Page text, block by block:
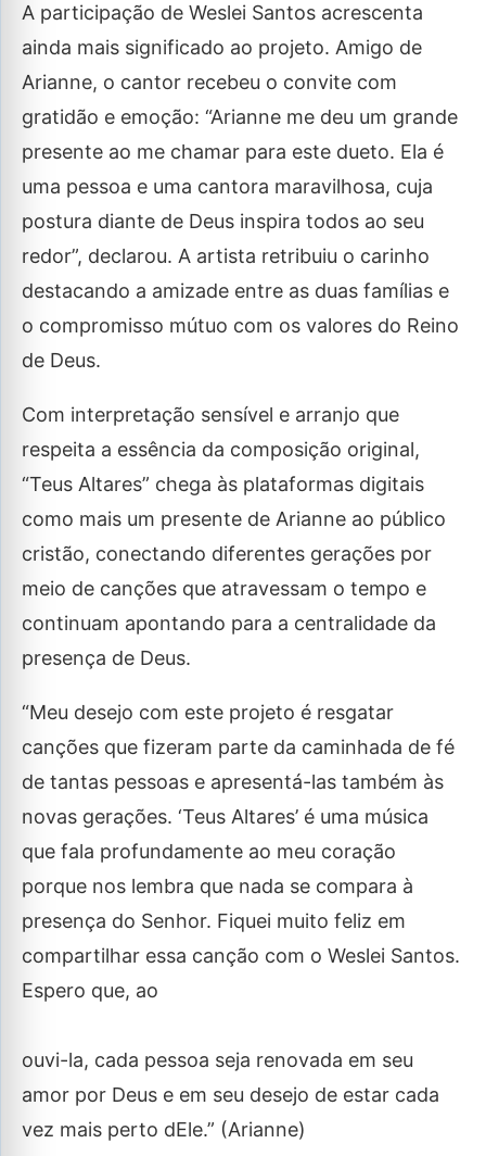
A participação de Weslei Santos acrescenta
ainda mais significado ao projeto. Amigo de
Arianne, o cantor recebeu o convite com
gratidão e emoção: “Arianne me deu um grande
presente ao me chamar para este dueto. Ela é
uma pessoa e uma cantora maravilhosa, cuja
postura diante de Deus inspira todos ao seu
redor”, declarou. A artista retribuiu o carinho
destacando a amizade entre as duas famílias e
o compromisso mútuo com os valores do Reino
de Deus.
Com interpretação sensível e arranjo que
respeita a essência da composição original,
“Teus Altares” chega às plataformas digitais
como mais um presente de Arianne ao público
cristão, conectando diferentes gerações por
meio de canções que atravessam o tempo e
continuam apontando para a centralidade da
presença de Deus.
“Meu desejo com este projeto é resgatar
canções que fizeram parte da caminhada de fé
de tantas pessoas e apresentá-las também às
novas gerações. ‘Teus Altares’ é uma música
que fala profundamente ao meu coração
porque nos lembra que nada se compara à
presença do Senhor. Fiquei muito feliz em
compartilhar essa canção com o Weslei Santos.
Espero que, ao
ouvi-la, cada pessoa seja renovada em seu
amor por Deus e em seu desejo de estar cada
vez mais perto dEle.” (Arianne)